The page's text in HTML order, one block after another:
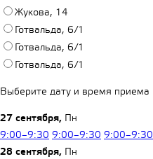
Жукова, 14
Готвальда, 6/1
Готвальда, 6/1
Готвальда, 6/1
Выберите дату и время приема
27 сентября, Пн
9:00–9:30 9:00–9:30 9:00–9:30
28 сентября, Пн